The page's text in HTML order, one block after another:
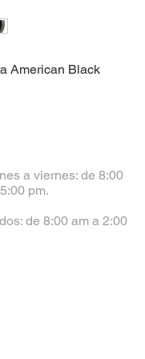
American Black
a viernes: de 8:00
pm.
de 8:00 am a 2:00